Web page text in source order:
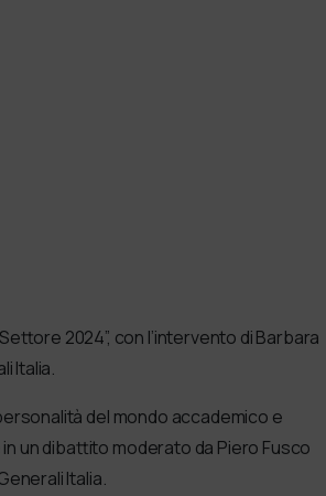
2024”, con l’intervento di Barbara
Italia.
del mondo accademico e
un dibattito moderato da Piero Fusco
Italia.